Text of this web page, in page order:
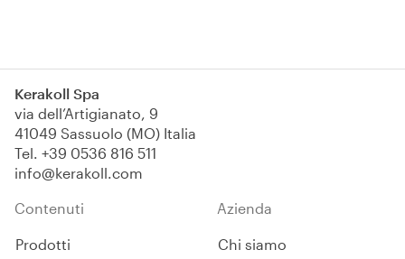
Kerakoll Spa
via dell’Artigianato, 9
41049 Sassuolo (MO) Italia
Tel. +39 0536 816 511
info@kerakoll.com
Contenuti
Prodotti
Azienda
Chi siamo